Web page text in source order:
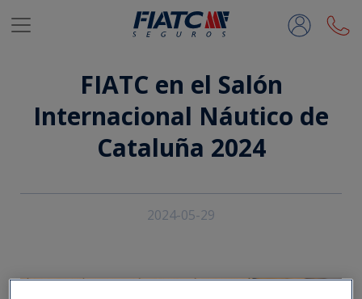
Saltar al contenido principal
FIATC en el Salón
Internacional Náutico de
Cataluña 2024
2024-05-29